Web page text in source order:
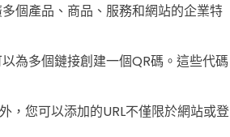
個產品、商品、服務和網站的企業特
為多個鏈接創建一個QR碼。這些代碼
，您可以添加的URL不僅限於網站或登